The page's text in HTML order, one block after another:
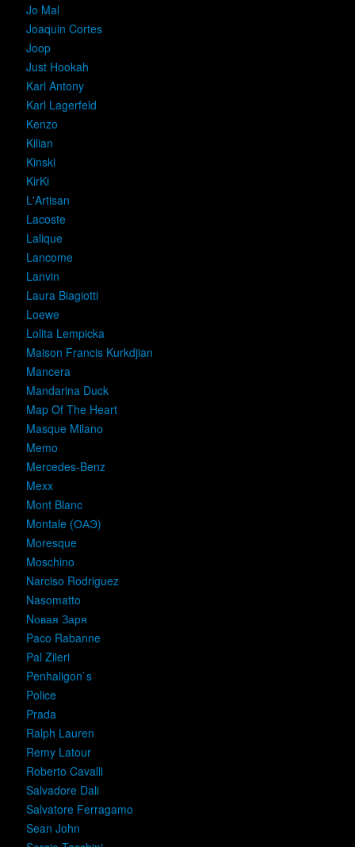
Jo Mal
Joaquin Cortes
Joop
Just Hookah
Karl Antony
Karl Lagerfeld
Kenzo
Kilian
Kinski
KirKi
L'Artisan
Lacoste
Lalique
Lancome
Lanvin
Laura Biagiotti
Loewe
Lolita Lempicka
Maison Francis Kurkdjian
Mancera
Mandarina Duck
Map Of The Heart
Masque Milano
Memo
Mercedes-Benz
Mexx
Mont Blanc
Montale (ОАЭ)
Moresque
Moschino
Narciso Rodriguez
Nasomatto
Nовая Заря
Paco Rabanne
Pal Zileri
Penhaligon`s
Police
Prada
Ralph Lauren
Remy Latour
Roberto Cavalli
Salvadore Dali
Salvatore Ferragamo
Sean John